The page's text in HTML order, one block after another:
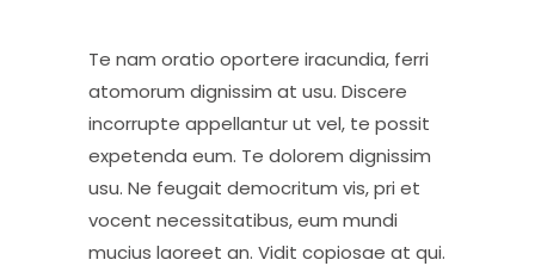
Te nam oratio oportere iracundia, ferri
atomorum dignissim at usu. Discere
incorrupte appellantur ut vel, te possit
expetenda eum. Te dolorem dignissim
usu. Ne feugait democritum vis, pri et
vocent necessitatibus, eum mundi
mucius laoreet an. Vidit copiosae at qui.